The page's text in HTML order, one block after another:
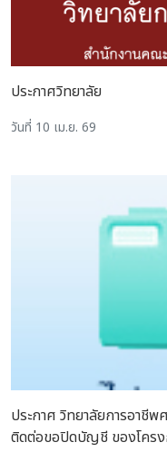
ประกาศวิทยาลัย
วันที่ 10 เม.ย. 69
ประกาศ วิทยาลัยการอาชี
ติดต่อขอปิดบัญชี ของโครง